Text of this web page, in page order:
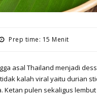
Prep time: 15 Menit
asal Thailand menjadi
kalah viral yaitu durian
Ketan pulen sekaligus